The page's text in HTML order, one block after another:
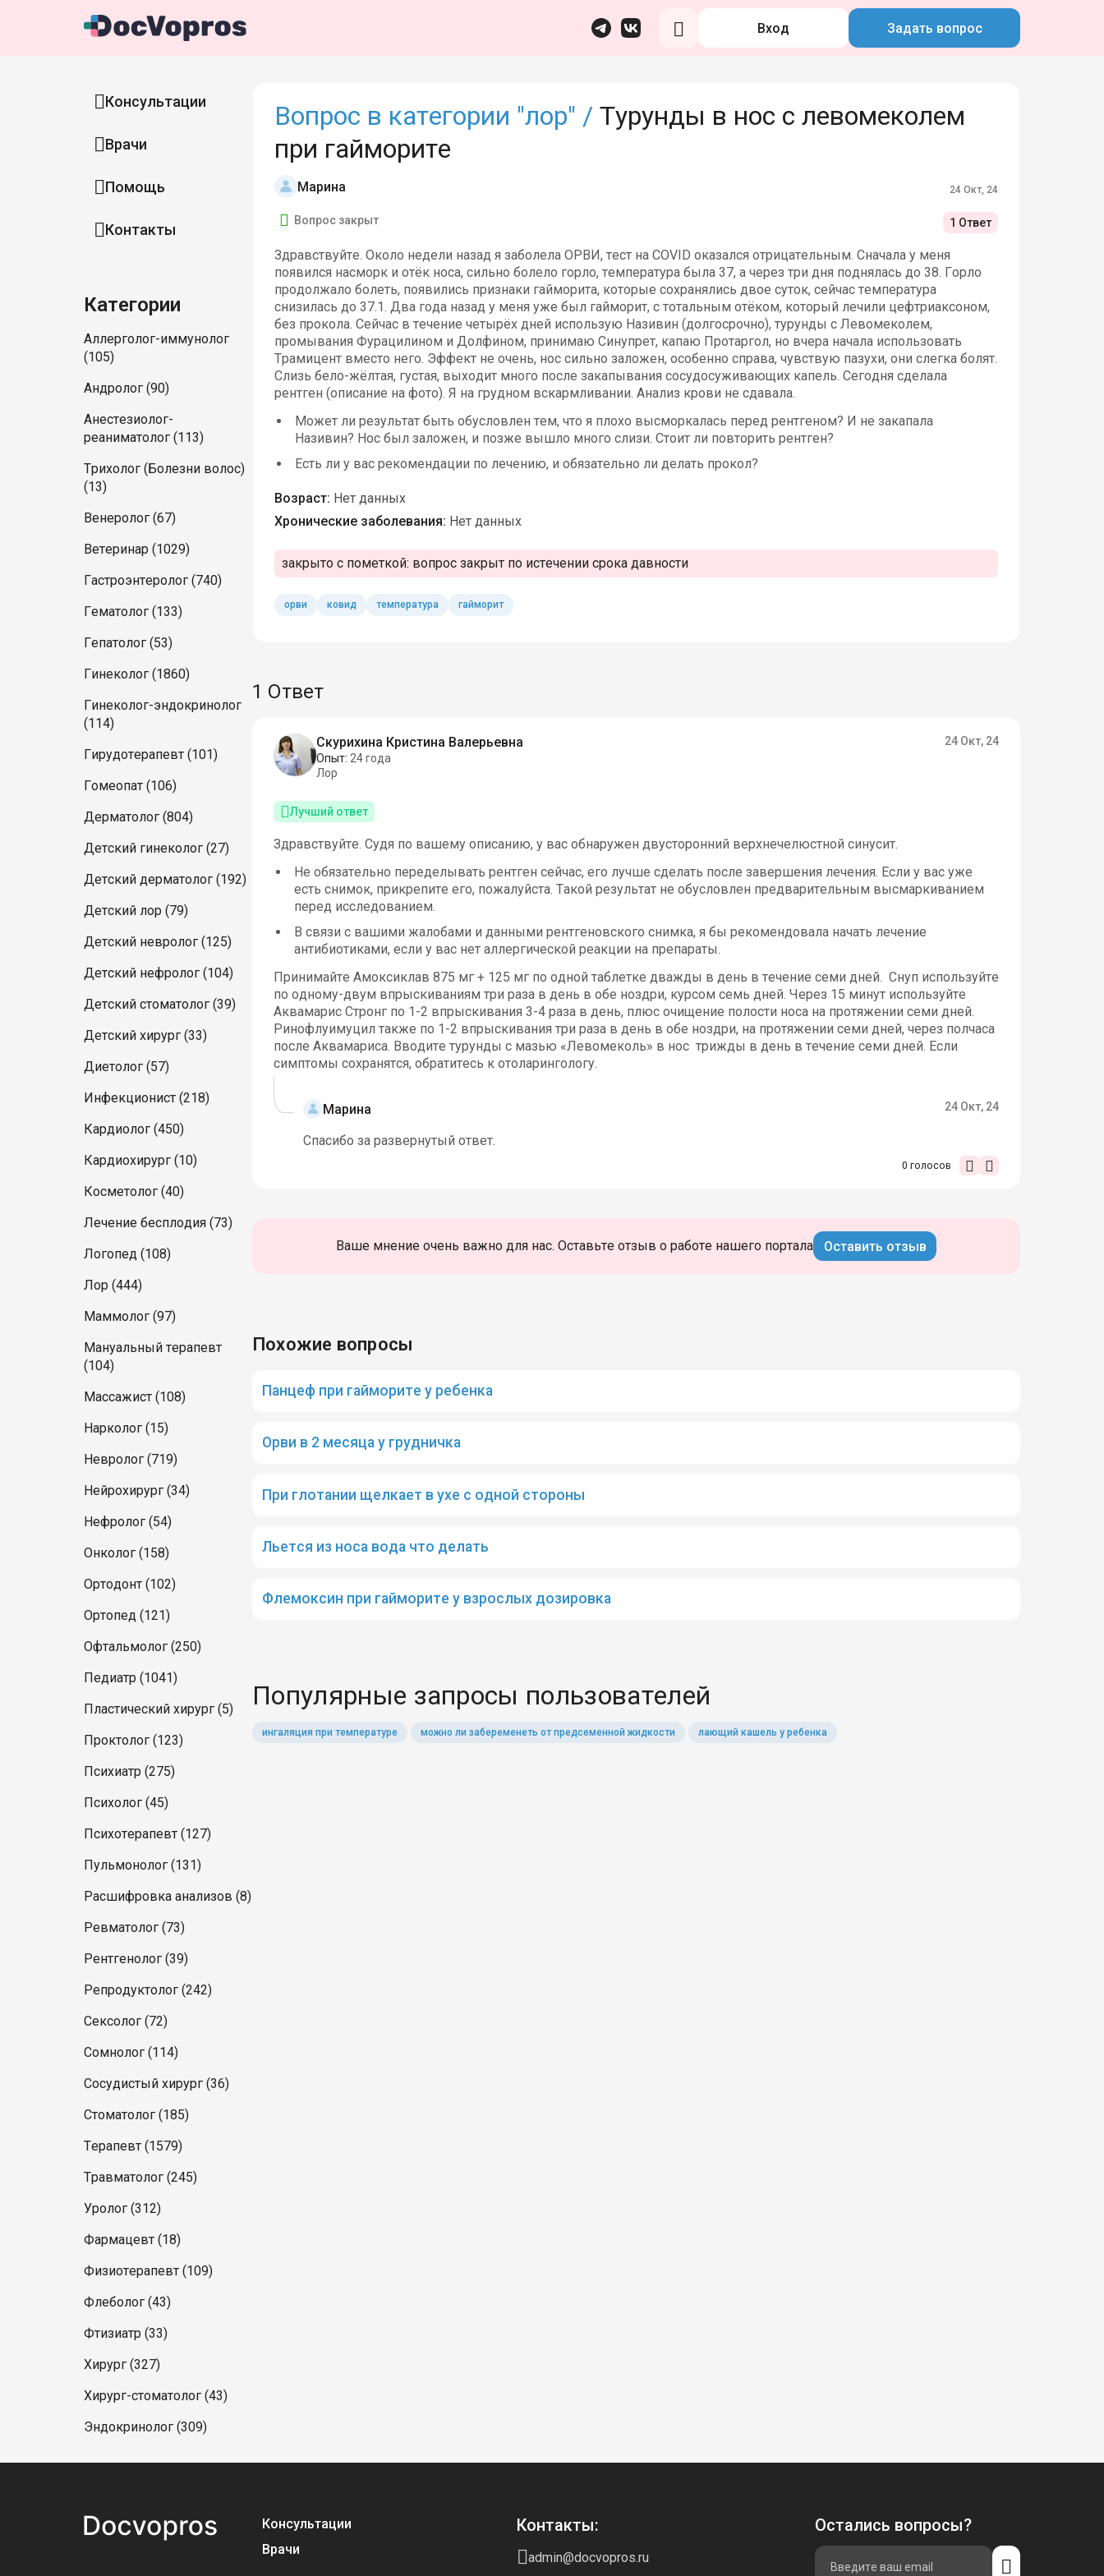
Вход Задать вопрос
Консультации
Врачи
Помощь
Контакты
Категории
Аллерголог-иммунолог
(105)
Андролог (90)
Анестезиолог-
реаниматолог (113)
Трихолог (Болезни волос)
(13)
Венеролог (67)
Ветеринар (1029)
Гастроэнтеролог (740)
Гематолог (133)
Гепатолог (53)
Гинеколог (1860)
Гинеколог-эндокринолог
(114)
Гирудотерапевт (101)
Гомеопат (106)
Дерматолог (804)
Детский гинеколог (27)
Детский дерматолог (192)
Детский лор (79)
Детский невролог (125)
Детский нефролог (104)
Детский стоматолог (39)
Детский хирург (33)
Диетолог (57)
Инфекционист (218)
Кардиолог (450)
Кардиохирург (10)
Косметолог (40)
Лечение бесплодия (73)
Логопед (108)
Лор (444)
Маммолог (97)
Мануальный терапевт
(104)
Массажист (108)
Нарколог (15)
Невролог (719)
Нейрохирург (34)
Нефролог (54)
Онколог (158)
Ортодонт (102)
Ортопед (121)
Офтальмолог (250)
Педиатр (1041)
Пластический хирург (5)
Проктолог (123)
Психиатр (275)
Психолог (45)
Психотерапевт (127)
Пульмонолог (131)
Расшифровка анализов (8)
Ревматолог (73)
Рентгенолог (39)
Репродуктолог (242)
Сексолог (72)
Сомнолог (114)
Сосудистый хирург (36)
Стоматолог (185)
Терапевт (1579)
Травматолог (245)
Уролог (312)
Фармацевт (18)
Физиотерапевт (109)
Флеболог (43)
Фтизиатр (33)
Хирург (327)
Хирург-стоматолог (43)
Эндокринолог (309)
Вопрос в категории "лор" / Турунды в нос с левомеколем
при гайморите
Марина 24 Окт, 24
Вопрос закрыт 1 Ответ
Здравствуйте. Около недели назад я заболела ОРВИ, тест на COVID оказался отрицательным. Сначала у меня
появился насморк и отёк носа, сильно болело горло, температура была 37, а через три дня поднялась до 38. Горло
продолжало болеть, появились признаки гайморита, которые сохранялись двое суток, сейчас температура
снизилась до 37.1. Два года назад у меня уже был гайморит, с тотальным отёком, который лечили цефтриаксоном,
без прокола. Сейчас в течение четырёх дней использую Називин (долгосрочно), турунды с Левомеколем,
промывания Фурацилином и Долфином, принимаю Синупрет, капаю Протаргол, но вчера начала использовать
Трамицент вместо него. Эффект не очень, нос сильно заложен, особенно справа, чувствую пазухи, они слегка болят.
Слизь бело-жёлтая, густая, выходит много после закапывания сосудосуживающих капель. Сегодня сделала
рентген (описание на фото). Я на грудном вскармливании. Анализ крови не сдавала.
Может ли результат быть обусловлен тем, что я плохо высморкалась перед рентгеном? И не закапала
Називин? Нос был заложен, и позже вышло много слизи. Стоит ли повторить рентген?
Есть ли у вас рекомендации по лечению, и обязательно ли делать прокол?
Возраст: Нет данных
Хронические заболевания: Нет данных
закрыто с пометкой: вопрос закрыт по истечении срока давности
орви ковид температура гайморит
1 Ответ
Скурихина Кристина Валерьевна
Опыт: 24 года
Лор
24 Окт, 24
Лучший ответ
Здравствуйте. Судя по вашему описанию, у вас обнаружен двусторонний верхнечелюстной синусит.
Не обязательно переделывать рентген сейчас, его лучше сделать после завершения лечения. Если у вас уже
есть снимок, прикрепите его, пожалуйста. Такой результат не обусловлен предварительным высмаркиванием
перед исследованием.
В связи с вашими жалобами и данными рентгеновского снимка, я бы рекомендовала начать лечение
антибиотиками, если у вас нет аллергической реакции на препараты.
Принимайте Амоксиклав 875 мг + 125 мг по одной таблетке дважды в день в течение семи дней. Снуп используйте
по одному-двум впрыскиваниям три раза в день в обе ноздри, курсом семь дней. Через 15 минут используйте
Аквамарис Стронг по 1-2 впрыскивания 3-4 раза в день, плюс очищение полости носа на протяжении семи дней.
Ринофлуимуцил также по 1-2 впрыскивания три раза в день в обе ноздри, на протяжении семи дней, через полчаса
после Аквамариса. Вводите турунды с мазью «Левомеколь» в нос трижды в день в течение семи дней. Если
симптомы сохранятся, обратитесь к отоларингологу.
Марина 24 Окт, 24
Спасибо за развернутый ответ.
0 голосов
Ваше мнение очень важно для нас. Оставьте отзыв о работе нашего портала Оставить отзыв
Похожие вопросы
Панцеф при гайморите у ребенка
Орви в 2 месяца у грудничка
При глотании щелкает в ухе с одной стороны
Льется из носа вода что делать
Флемоксин при гайморите у взрослых дозировка
Популярные запросы пользователей
ингаляция при температуре можно ли забеременеть от предсеменной жидкости лающий кашель у ребенка
Консультации
Врачи
Контакты:
admin@docvopros.ru
Остались вопросы?